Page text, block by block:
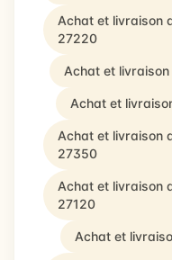
Achat et livraison
27220
Achat et livraison
Achat et
Achat et livraison
27350
Achat et livraison
27120
Achat et